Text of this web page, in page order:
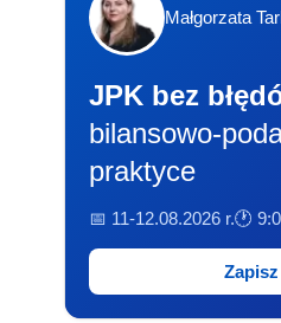
Małgorzata
JPK bez
bilansowo-
praktyce
📅 11-12.08.2026 r.🕐